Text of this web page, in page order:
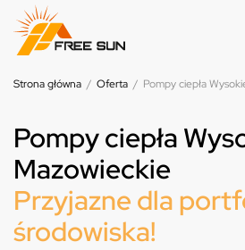
Strona główna / Oferta / Pompy ciepła
Pompy ciepła
Mazowieckie
Przyjazne dla
środowiska!